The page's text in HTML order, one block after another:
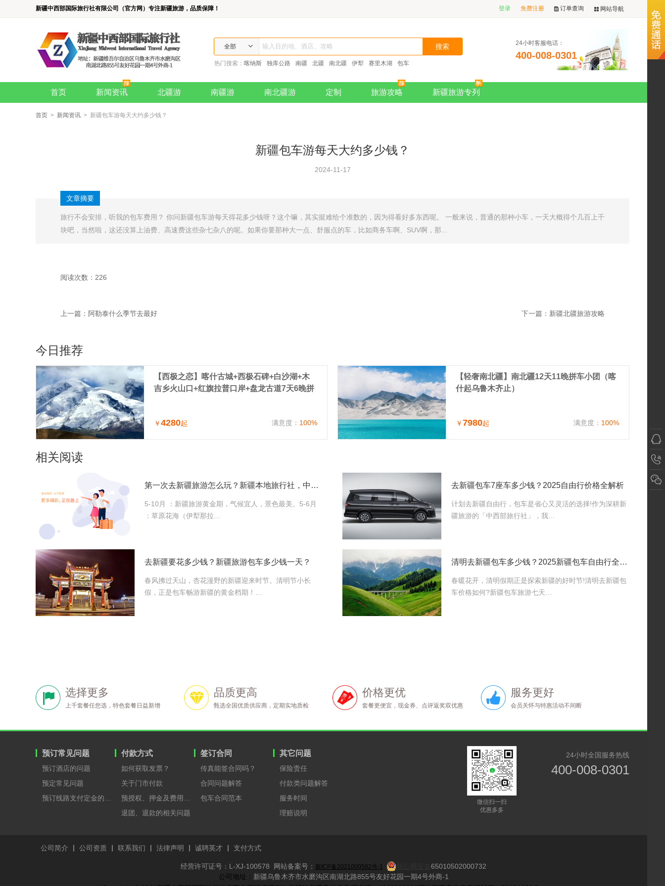
新疆中西部国际旅行社有限公司（官方网）专注新疆旅游，品质保障！ 登录 免费注册 订单查询 网站导航
全部
热门搜索： 喀纳斯 独库公路 南疆 北疆 南北疆 伊犁 赛里木湖 包车
24小时客服电话：
400-008-0301
首页 新闻资讯 北疆游 南疆游 南北疆游 定制 旅游攻略 新疆旅游专列
首页 > 新闻资讯 > 新疆包车游每天大约多少钱？
新疆包车游每天大约多少钱？
2024-11-17
文章摘要
旅行不会安排，听我的包车费用？ 你问新疆包车游每天得花多少钱呀？这个嘛，其实挺难给个准数的，因为得看好多东西呢。 一般来说，普通的那种小车，一天大概得个几百上千
块吧，当然啦，这还没算上油费、高速费这些杂七杂八的呢。如果你要那种大一点、舒服点的车，比如商务车啊、SUV啊，那...
阅读次数：226
上一篇： 阿勒泰什么季节去最好 下一篇： 新疆北疆旅游攻略
今日推荐
【西极之恋】喀什古城+西极石碑+白沙湖+木
吉乡火山口+红旗拉普口岸+盘龙古道7天6晚拼
￥4280起 满意度： 100%
【轻奢南北疆】南北疆12天11晚拼车小团（喀
什起乌鲁木齐止）
￥7980起 满意度： 100%
相关阅读
第一次去新疆旅游怎么玩？新疆本地旅行社，中西部国旅给您最中肯的建议
5-10月 ：新疆旅游黄金期，气候宜人，景色最美。5-6月
：草原花海（伊犁那拉…
去新疆包车7座车多少钱？2025自由行价格全解析
计划去新疆自由行，包车是省心又灵活的选择!作为深耕新
疆旅游的「中西部旅行社」，我…
去新疆要花多少钱？新疆旅游包车多少钱一天？
春风拂过天山，杏花漫野的新疆迎来时节。清明节小长
假，正是包车畅游新疆的黄金档期！…
清明去新疆包车多少钱？2025新疆包车自由行全攻略
春暖花开，清明假期正是探索新疆的好时节!清明去新疆包
车价格如何?新疆包车旅游七天…
选择更多
上千套餐任您选，特色套餐日益新增
品质更高
甄选全国优质供应商，定期实地质检
价格更优
套餐更便宜，现金券、点评返奖双优惠
服务更好
会员关怀与特惠活动不间断
预订常见问题
预订酒店的问题
预定常见问题
付款方式
如何获取发票？
关于门市付款
退团、退款的相关问题
签订合同
传真能签合同吗？
合同问题解答
包车合同范本
其它问题
保险责任
付款类问题解答
服务时间
理赔说明
24小时全国服务热线
400-008-0301
微信扫一扫
优惠多多
公司简介 公司资质 联系我们 法律声明 诚聘英才 支付方式
经营许可证号：L-XJ-100578 网站备案号： 新ICP备2021000582号-1
65010502000732
​ 公司地址： 新疆乌鲁木齐市水磨沟区南湖北路855号友好花园一期4号外商-1